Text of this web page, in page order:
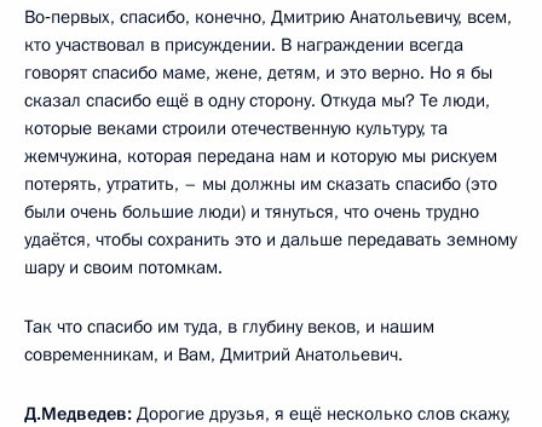
Во‑первых, спасибо, конечно, Дмитрию Анатольевичу, всем,
кто участвовал в присуждении. В награждении всегда
говорят спасибо маме, жене, детям, и это верно. Но я бы
сказал спасибо ещё в одну сторону. Откуда мы? Те люди,
которые веками строили отечественную культуру, та
жемчужина, которая передана нам и которую мы рискуем
потерять, утратить, – мы должны им сказать спасибо (это
были очень большие люди) и тянуться, что очень трудно
удаётся, чтобы сохранить это и дальше передавать земному
шару и своим потомкам.
Так что спасибо им туда, в глубину веков, и нашим
современникам, и Вам, Дмитрий Анатольевич.
Д.Медведев: Дорогие друзья, я ещё несколько слов скажу,